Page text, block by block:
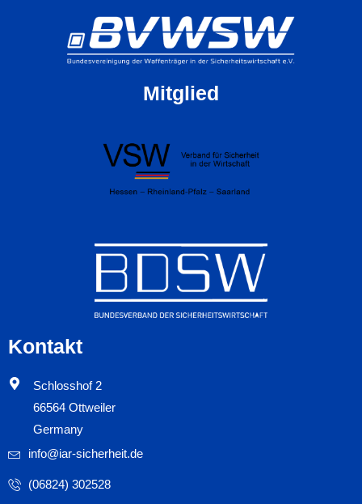
Mitglied
Kontakt
Schlosshof 2
66564 Ottweiler
Germany
info@iar-sicherheit.de
(06824) 302528